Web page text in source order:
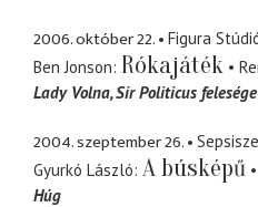
2006. október 22.
Figura
Ben Jonson Rókajáték
Lady Volna Sir Politicus felesége
2004. szeptember 26.
Gyurkó László A búsképű
Húg